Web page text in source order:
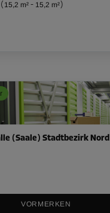
( 15,2 m² - 15,2 m²)
(Saale) Stadtbezirk Nord
VORMERKEN